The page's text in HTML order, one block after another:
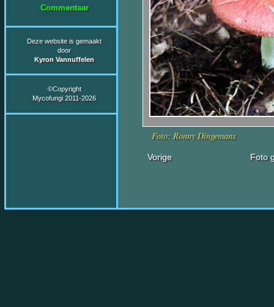
Commentaar
Deze website is gemaakt
door
Kyron Vannuffelen
©Copyright
Mycofungi 2011-2026
Foto: Ronny Dingemans
Vorige Foto